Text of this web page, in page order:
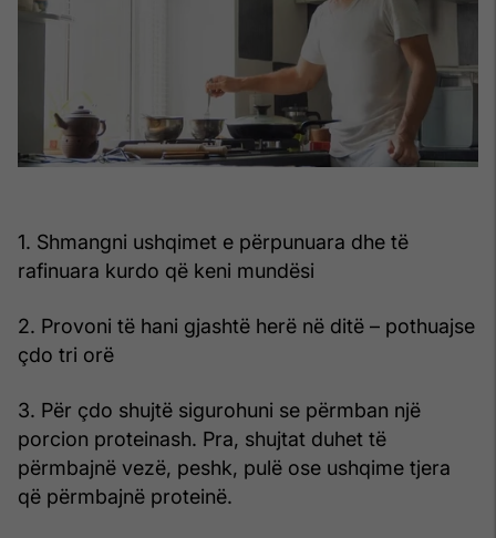
1. Shmangni ushqimet e përpunuara dhe të
rafinuara kurdo që keni mundësi
2. Provoni të hani gjashtë herë në ditë – pothuajse
çdo tri orë
3. Për çdo shujtë sigurohuni se përmban një
porcion proteinash. Pra, shujtat duhet të
përmbajnë vezë, peshk, pulë ose ushqime tjera
që përmbajnë proteinë.